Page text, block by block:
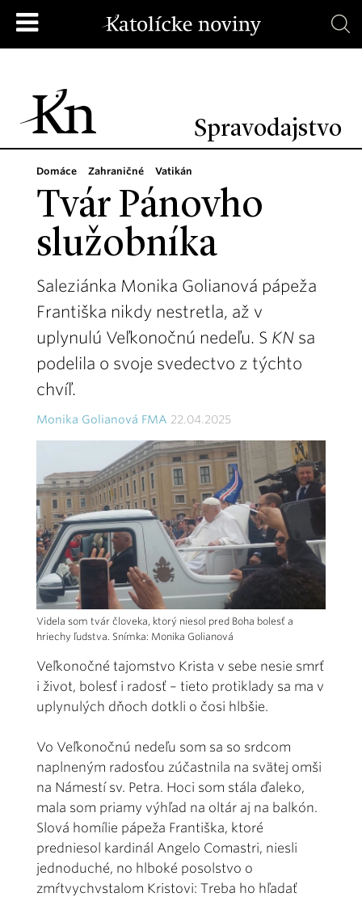
Spravodajstvo
Domáce Zahraničné Vatikán
Tvár Pánovho
služobníka
Saleziánka Monika Golianová pápeža
Františka nikdy nestretla, až v
uplynulú Veľkonočnú nedeľu. S KN sa
podelila o svoje svedectvo z týchto
chvíľ.
Monika Golianová FMA 22.04.2025
Videla som tvár človeka, ktorý niesol pred Boha bolesť a
hriechy ľudstva. Snímka: Monika Golianová
Veľkonočné tajomstvo Krista v sebe nesie smrť
i život, bolesť i radosť – tieto protiklady sa ma v
uplynulých dňoch dotkli o čosi hlbšie.
Vo Veľkonočnú nedeľu som sa so srdcom
naplneným radosťou zúčastnila na svätej omši
na Námestí sv. Petra. Hoci som stála ďaleko,
mala som priamy výhľad na oltár aj na balkón.
Slová homílie pápeža Františka, ktoré
predniesol kardinál Angelo Comastri, niesli
jednoduché, no hlboké posolstvo o
zmŕtvychvstalom Kristovi: Treba ho hľadať